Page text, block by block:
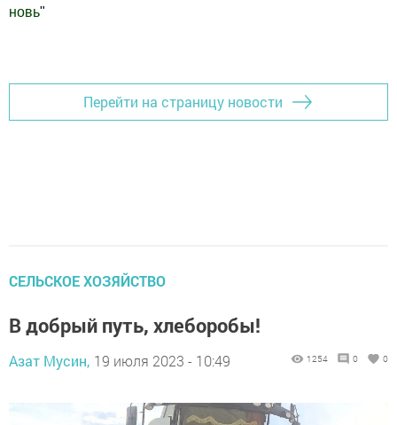
новь"
Перейти на страницу новости
СЕЛЬСКОЕ ХОЗЯЙСТВО
В добрый путь, хлеборобы!
Азат Мусин, 19 июля 2023 - 10:49 1254 0 0